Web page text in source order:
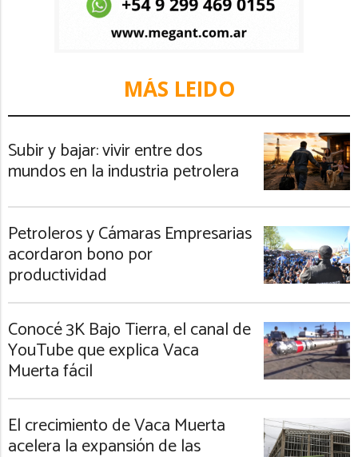
MÁS LEIDO
Subir y bajar: vivir entre dos
mundos en la industria petrolera
Petroleros y Cámaras Empresarias
acordaron bono por
productividad
Conocé 3K Bajo Tierra, el canal de
YouTube que explica Vaca
Muerta fácil
El crecimiento de Vaca Muerta
acelera la expansión de las